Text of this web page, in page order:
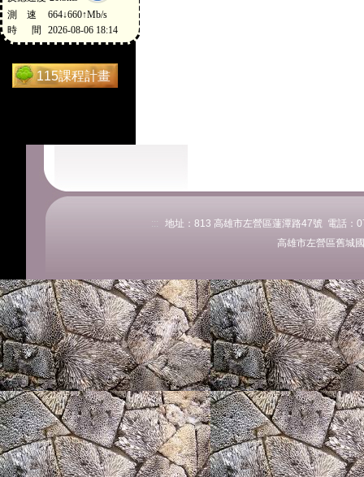
115課程計畫
:::
地址：813 高雄市左營區蓮潭路47號 電話
高雄市左營區舊城